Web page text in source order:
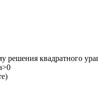
решения квадратного